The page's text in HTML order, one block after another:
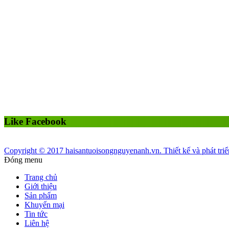
Like Facebook
Copyright © 2017 haisantuoisongnguyenanh.vn. Thiết kế và phát
Đóng menu
Trang chủ
Giới thiệu
Sản phẩm
Khuyến mại
Tin tức
Liên hệ